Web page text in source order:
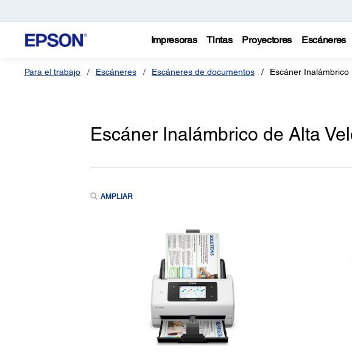
Impresoras Tintas Proyectores Escáneres
Para el trabajo Escáneres Escáneres de documentos Escáner Inalámbrico
Escáner Inalámbrico de Alta
AMPLIAR